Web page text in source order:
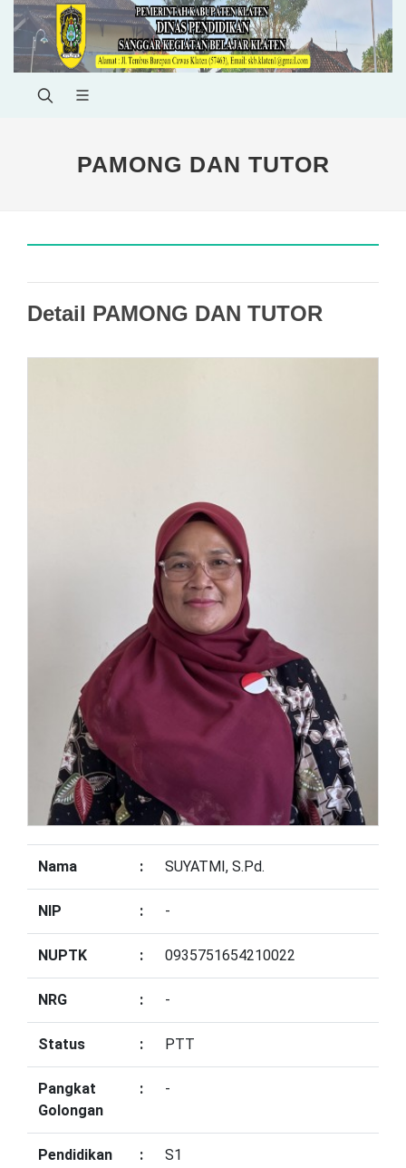
PAMONG DAN TUTOR
Detail PAMONG DAN TUTOR
Nama : SUYATMI, S.Pd.
NIP : -
NUPTK : 0935751654210022
NRG : -
Status : PTT
Pangkat
Golongan
: -
Pendidikan : S1